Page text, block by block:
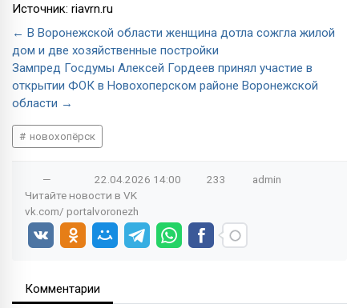
Источник: riavrn.ru
← В Воронежской области женщина дотла сожгла жилой
дом и две хозяйственные постройки
Зампред Госдумы Алексей Гордеев принял участие в
открытии ФОК в Новохоперском районе Воронежской
области →
новохопёрск
— 22.04.2026 14:00 233
admin
Читайте новости в VK
vk.com/ portalvoronezh
Комментарии